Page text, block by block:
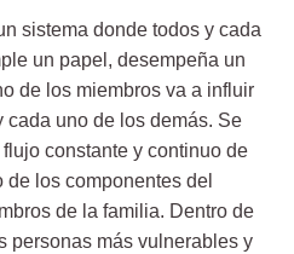
sistema donde todos y cada
un papel, desempeña un
de los miembros va a influir
uno de los demás. Se
constante y continuo de
los componentes del
de la familia. Dentro de
personas más vulnerables y